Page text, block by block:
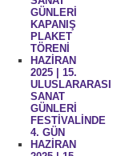
GÜNLERİ
KAPANIŞ
PLAKET
TÖRENİ
HAZİRAN
2025 | 15.
ULUSLARARASI
SANAT
GÜNLERİ
FESTİVALİNDE
4. GÜN
HAZİRAN